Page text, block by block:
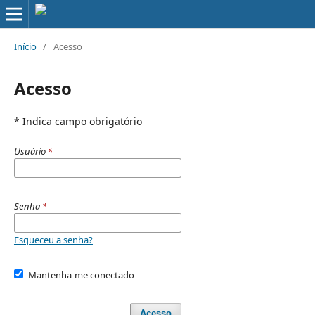
Início / Acesso
Acesso
* Indica campo obrigatório
Usuário *
Senha *
Esqueceu a senha?
Mantenha-me conectado